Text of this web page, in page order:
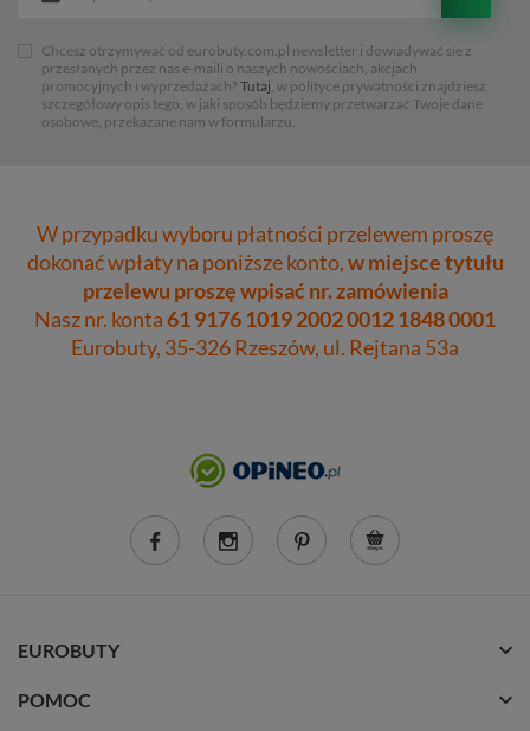
Chcesz otrzymywać od eurobuty.com.pl newsletter i dowiadywać sie z
przesłanych przez nas e-maili o naszych nowościach, akcjach
promocyjnych i wyprzedażach? Tutaj, w polityce prywatności znajdziesz
szczegółowy opis tego, w jaki sposób będziemy przetwarzać Twoje dane
osobowe, przekazane nam w formularzu.
W przypadku wyboru płatności przelewem proszę
dokonać wpłaty na poniższe konto,w miejsce tytułu
przelewu proszę wpisać nr. zamówienia
Nasz nr. konta61 9176 1019 2002 0012 1848 0001
Eurobuty, 35-326 Rzeszów, ul. Rejtana 53a
EUROBUTY
POMOC